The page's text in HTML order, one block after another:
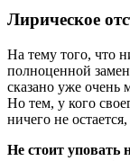
Лирическое
На тему того, что
полноценной
сказано уже очень
Но тем, у кого
ничего не
Не стоит уповать